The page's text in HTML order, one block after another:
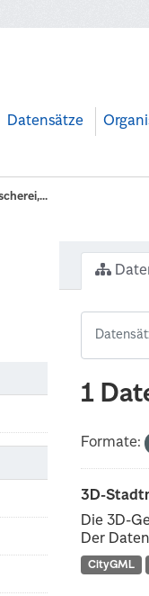
Datensätze
1
Formate:
3D-
Die 3D-
Der
CityGML